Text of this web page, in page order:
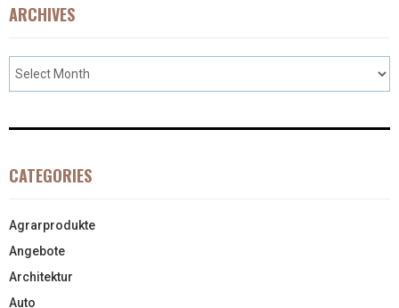
ARCHIVES
CATEGORIES
Agrarprodukte
Angebote
Architektur
Auto